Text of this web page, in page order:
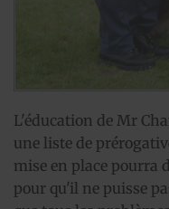
L'éducation de Mr
une liste de
mise en place pourra
pour qu'il ne puisse